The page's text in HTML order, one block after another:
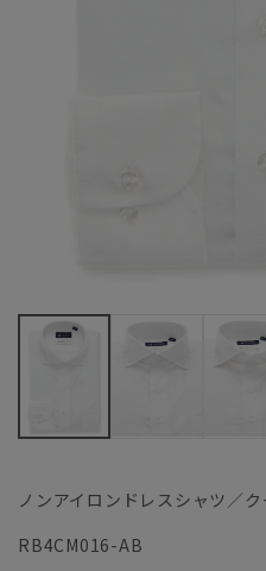
ノンアイロンドレスシャツ／
RB4CM016-AB